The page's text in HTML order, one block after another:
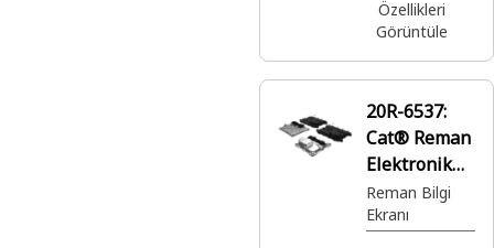
yerde
kullanmanız
garanti ile
derece uygun
fiyatlı, en iyi
üretime sahip
Cat® parçalar.
Özellikleri
Görüntüle
20R-6537:
Cat® Reman
Elektronik
Kontrol
Modülü
Reman Bilgi
Ekranı